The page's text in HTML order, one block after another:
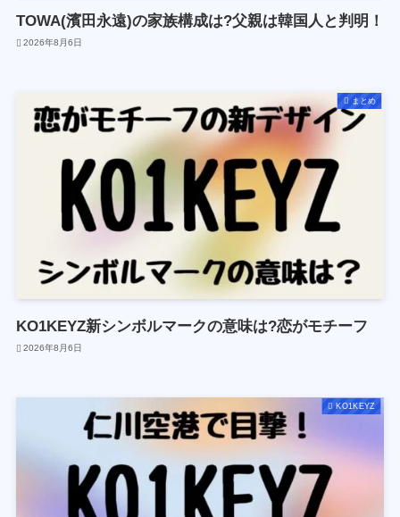
TOWA(濱田永遠)の家族構成は?父親は韓国人と判明！
2026年8月6日
まとめ
KO1KEYZ新シンボルマークの意味は?恋がモチーフ
2026年8月6日
KO1KEYZ